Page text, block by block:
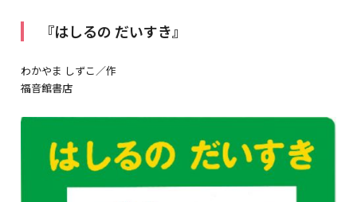
『はしるの だいすき』
わかやま しずこ／作
福音館書店